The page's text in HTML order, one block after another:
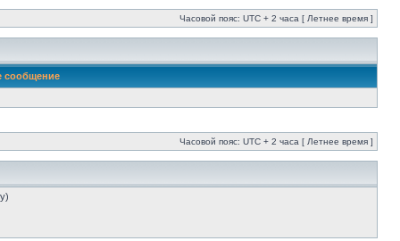
Часовой пояс: UTC + 2 часа [ Летнее время ]
сообщение
Часовой пояс: UTC + 2 часа [ Летнее время ]